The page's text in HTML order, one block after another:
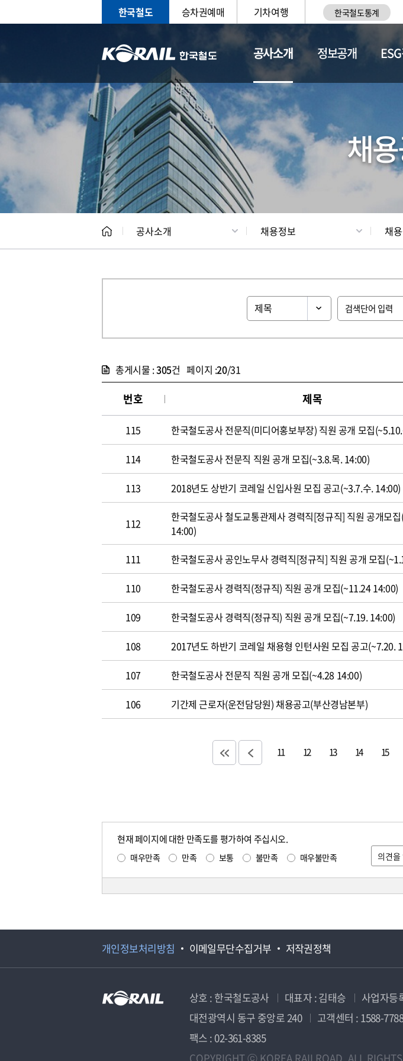
한국철도 승차권예매 기차여행 한국철도통계
공사소개
CEO 일반현황
정보공개
채
공사소개 채용정보 채
총게시물 :305건 페이지 :20/31
번호 제목
115 한국철도공사 전문직(미디어홍보부장) 직원 공개 모집
114 한국철도공사 전문직 직원 공개 모집(~3.8.목. 14:00)
113 2018년도 상반기 코레일 신입사원 모집 공고(~3.7.수. 14:00)
112
한국철도공사 철도교통관제사 경력직[정규직] 직원 공개모
14:00)
111 한국철도공사 공인노무사 경력직[정규직] 직원 공개 모집
110 한국철도공사 경력직(정규직) 직원 공개 모집(~11.24 14:00)
109 한국철도공사 경력직(정규직) 직원 공개 모집(~7.19. 14:00)
108 2017년도 하반기 코레일 채용형 인턴사원 모집 공고(~7.20.
107 한국철도공사 전문직 직원 공개 모집(~4.28 14:00)
106 기간제 근로자(운전담당원) 채용공고(부산경남본부)
11 12 13 14 15
현재 페이지에 대한 만족도를 평가하여 주십시오.
매우만족 만족 보통 불만족 매우불만족
개인정보처리방침 이메일무단수집거부 저작권정책
상호 : 한국철도공사 대표자 : 김태승 사업자등
대전광역시 동구 중앙로 240
고객센터 : 1588-
팩스 : 02-361-8385
COPYRIGHT ⓒ KOREA RAILROAD. ALL RIGHTS